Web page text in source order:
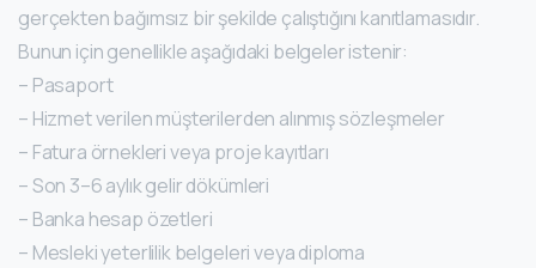
gerçekten bağımsız bir şekilde çalıştığını kanıtlamasıdır.
Bunun için genellikle aşağıdaki belgeler istenir:
– Pasaport
– Hizmet verilen müşterilerden alınmış sözleşmeler
– Fatura örnekleri veya proje kayıtları
– Son 3–6 aylık gelir dökümleri
– Banka hesap özetleri
– Mesleki yeterlilik belgeleri veya diploma